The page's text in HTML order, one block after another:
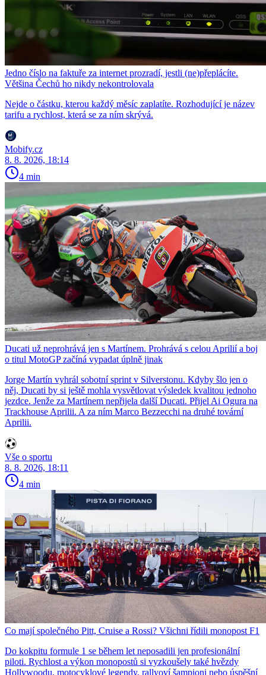
Jedno číslo na faktuře za internet prozradí, jestli (ne)přeplácíte.
Většina Čechů ho nikdy nekontrolovala
Nejde o částku, kterou každý měsíc zaplatíte. Rozhodující je název
tarifu a rychlost, která se za ním skrývá.
Mobify.cz
8. 8. 2026, 18:14
4 min
Ducati už neprohrává jen s Martínem. Prohrává s celou Aprilií a boj
o titul MotoGP začíná vypadat úplně jinak
Jorge Martín vyhrál sobotní sprint v Silverstonu. Kdyby šlo jen o
něj, Ducati by si ještě mohla vysvětlovat výsledek kvalitou jednoho
jezdce. Jenže za Martínem nepřijela další Ducati. Přijel Ai Ogura na
Trackhouse Aprilii. A za ním Marco Bezzecchi na druhé tovární
Aprilii.
Vše o sportu
8. 8. 2026, 18:11
4 min
Co mají společného Pitt, Cruise a Rossi? Všichni řídili monopost F1
Do kokpitu formule 1 se během let neposadili jen profesionální
piloti. Rychlost a výkon monopostů si vyzkoušely také hvězdy
Hollywoodu, motocyklové legendy, rallyoví šampioni nebo úspěšní